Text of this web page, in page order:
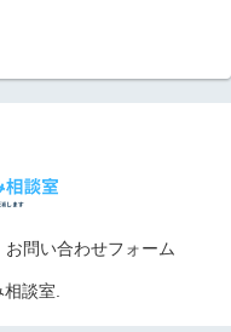
お問い合わせフォーム
談室.